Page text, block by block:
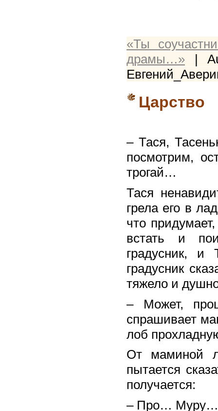
«Ты
драмы…» |
Царство
– Тася,
посмотрим,
трогай…
Тася
грела его в
что
встать и
градусник, и
градусник
тяжело и
– Может,
спрашивает
лоб
От маминой
пытается
получается:
– Про… Муру…